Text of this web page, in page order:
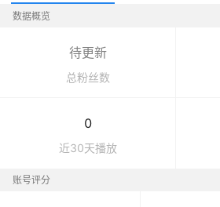
数据概览
待更新
总粉丝数
0
近30天播放
账号评分